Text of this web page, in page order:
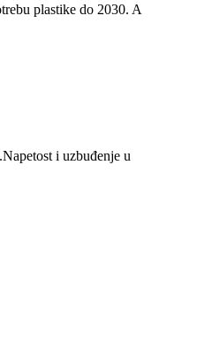
plastike do 2030. A
i uzbuđenje u